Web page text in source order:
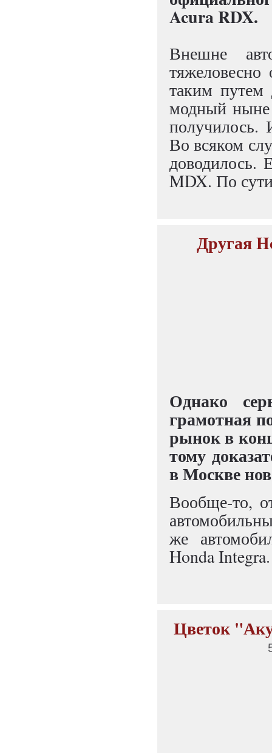
Acura RDX.
Внешне
таким путем
модный ныне
получилось.
Во всяком
доводилось.
MDX. По
Другая
Однако
грамотная
рынок в
тому
в Москве
Вообще-то,
же
Honda
Цветок